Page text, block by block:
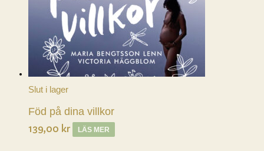
Slut i lager
Föd på dina villkor
139,00 kr LÄS MER